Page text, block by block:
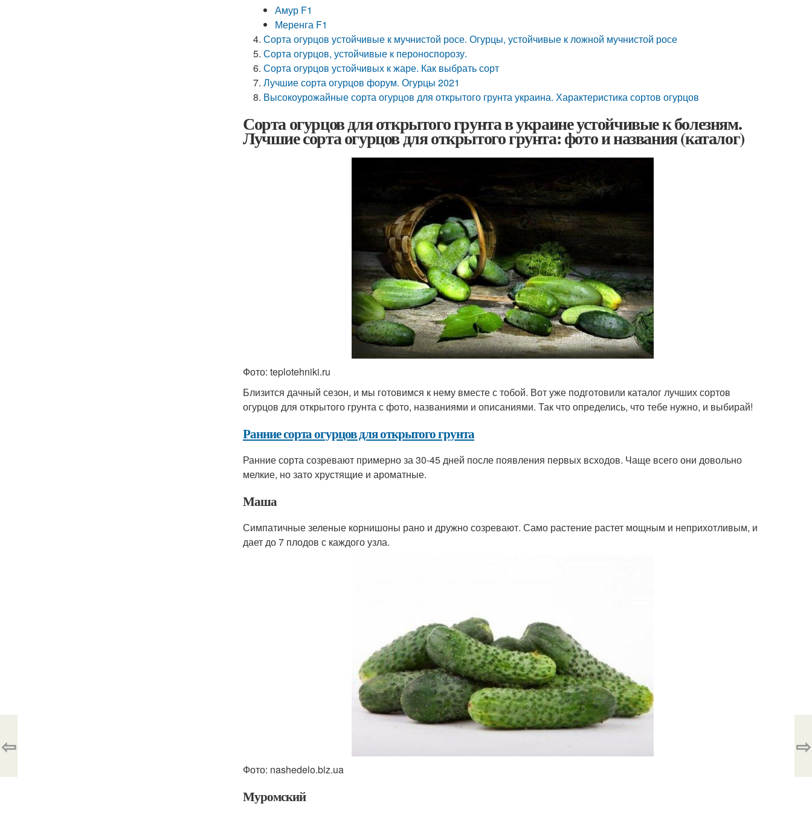
Амур F1
Меренга F1
Сорта огурцов устойчивые к мучнистой росе. Огурцы, устойчивые к ложной мучнистой росе
Сорта огурцов, устойчивые к пероноспорозу.
Сорта огурцов устойчивых к жаре. Как выбрать сорт
Лучшие сорта огурцов форум. Огурцы 2021
Высокоурожайные сорта огурцов для открытого грунта украина. Характеристика сортов огурцов
Сорта огурцов для открытого грунта в украине устойчивые к болезням.
Лучшие сорта огурцов для открытого грунта: фото и названия (каталог)
Фото: teplotehniki.ru
Близится дачный сезон, и мы готовимся к нему вместе с тобой. Вот уже подготовили каталог лучших сортов
огурцов для открытого грунта с фото, названиями и описаниями. Так что определись, что тебе нужно, и выбирай!
Ранние сорта огурцов для открытого грунта
Ранние сорта созревают примерно за 30-45 дней после появления первых всходов. Чаще всего они довольно
мелкие, но зато хрустящие и ароматные.
Маша
Симпатичные зеленые корнишоны рано и дружно созревают. Само растение растет мощным и неприхотливым, и
дает до 7 плодов с каждого узла.
Фото: nashedelo.biz.ua
Муромский
⇦ ⇨